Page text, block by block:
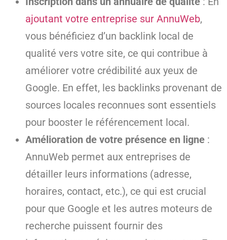
ajoutant votre entreprise sur AnnuWeb,
vous bénéficiez d’un backlink local de
qualité vers votre site, ce qui contribue à
améliorer votre crédibilité aux yeux de
Google. En effet, les backlinks provenant de
sources locales reconnues sont essentiels
pour booster le référencement local.
Amélioration de votre présence en ligne :
AnnuWeb permet aux entreprises de
détailler leurs informations (adresse,
horaires, contact, etc.), ce qui est crucial
pour que Google et les autres moteurs de
recherche puissent fournir des